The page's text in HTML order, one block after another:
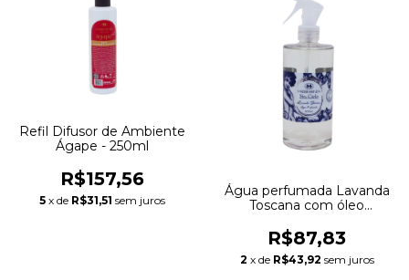
Refil Difusor de Ambiente
Ágape - 250ml
R$157,56
5 x de R$31,51 sem juros
Água perfumada Lavanda
Toscana com óleo
R$87,83
2 x de R$43,92 sem juros